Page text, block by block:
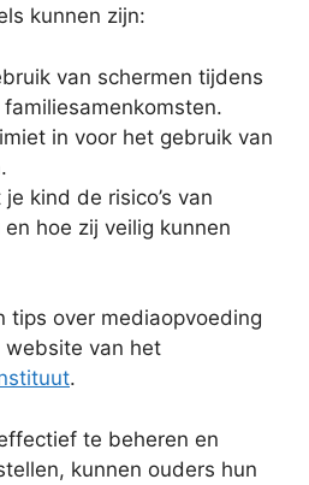
kunnen zijn:
van schermen tijdens
in voor het gebruik van
kind de risico’s van
hoe zij veilig kunnen
tips over mediaopvoeding
website van het
.
te beheren en
kunnen ouders hun